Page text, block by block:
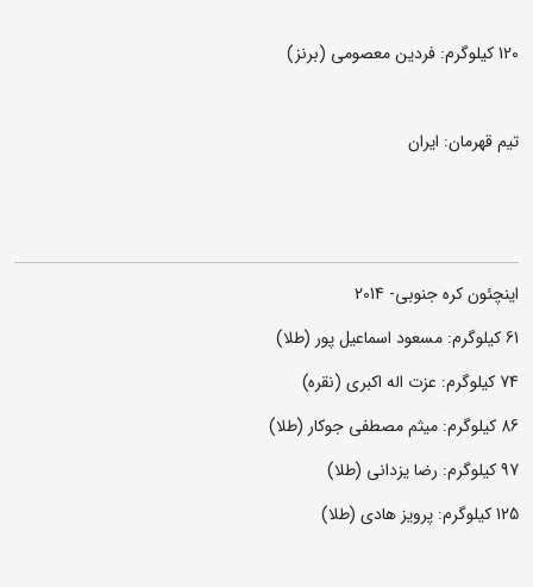
120 کیلوگرم: فردین معصومی (برنز)
تیم قهرمان: ایران
اینچئون کره جنوبی- 2014
61 کیلوگرم: مسعود اسماعیل پور (طلا)
74 کیلوگرم: عزت اله اکبری (نقره)
86 کیلوگرم: میثم مصطفی جوکار (طلا)
97 کیلوگرم: رضا یزدانی (طلا)
125 کیلوگرم: پرویز هادی (طلا)